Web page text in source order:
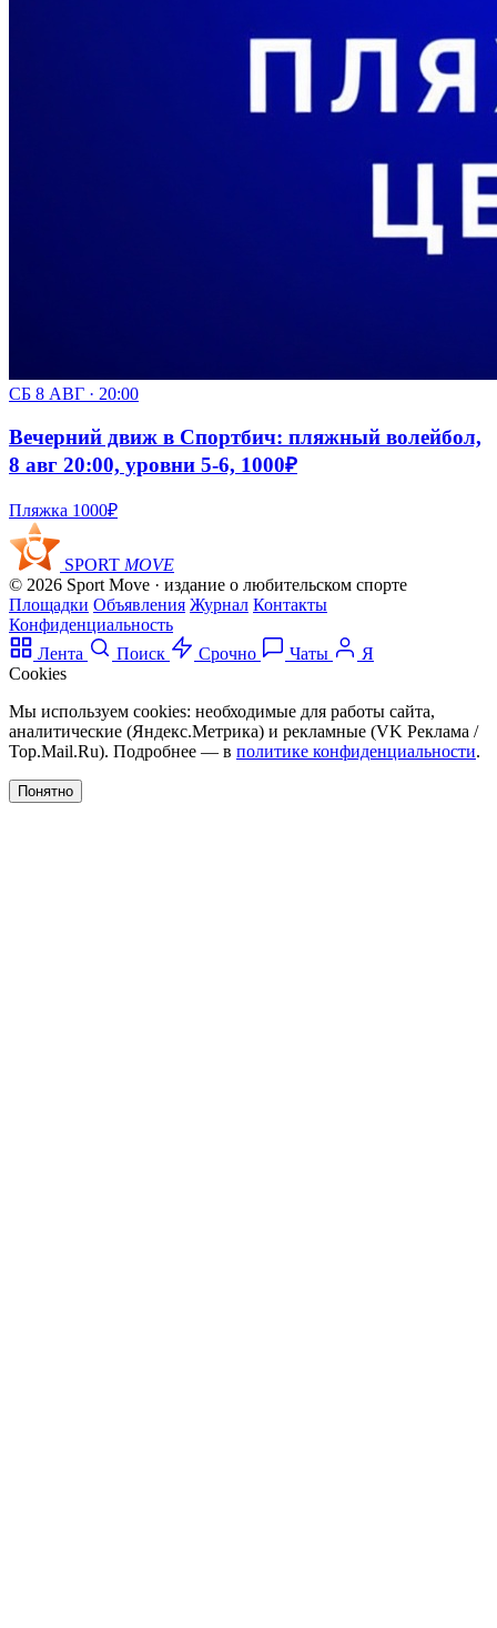
СБ 8 АВГ · 20:00
Вечерний движ в Спортбич: пляжный волейбол,
8 авг 20:00, уровни 5-6, 1000₽
Пляжка 1000₽
SPORT MOVE
© 2026 Sport Move · издание о любительском спорте
Площадки Объявления Журнал Контакты
Конфиденциальность
Лента
Поиск Срочно Чаты
Я
Cookies
Мы используем cookies: необходимые для работы сайта,
аналитические (Яндекс.Метрика) и рекламные (VK Реклама /
Top.Mail.Ru). Подробнее — в политике конфиденциальности.
Понятно